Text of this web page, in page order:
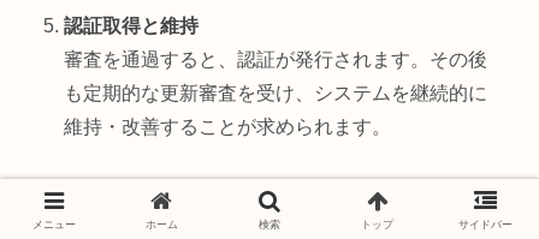
認証取得と維持
審査を通過すると、認証が発行されます。その後
も定期的な更新審査を受け、システムを継続的に
維持・改善することが求められます。
この流れを通じて、組織は国際的な品質基準を満たし、
競争力を高めることができます。
メニュー ホーム 検索 トップ サイドバー